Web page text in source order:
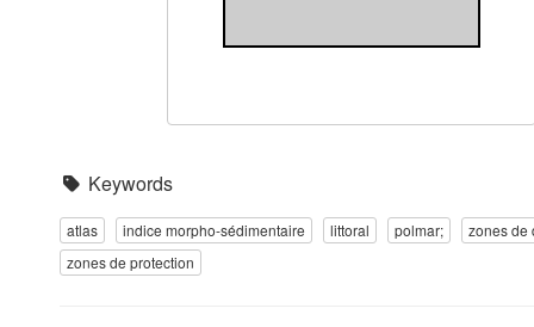
Keywords
atlas indice morpho-sédimentaire littoral polmar;
zones de
zones de protection